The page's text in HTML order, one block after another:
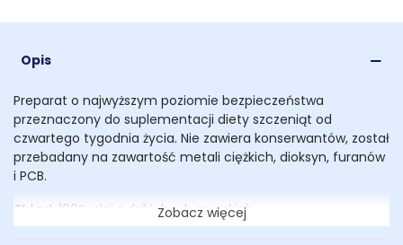
Opis
Preparat o najwyższym poziomie bezpieczeństwa
przeznaczony do suplementacji diety szczeniąt od
czwartego tygodnia życia. Nie zawiera konserwantów, został
przebadany na zawartość metali ciężkich, dioksyn, furanów
i PCB.
Skład: 100% olej z dzikich ryb morskich
Tłuszcz surowy: 99,4g Omega-3: 36,8g Omega-6:
Zobacz więcej